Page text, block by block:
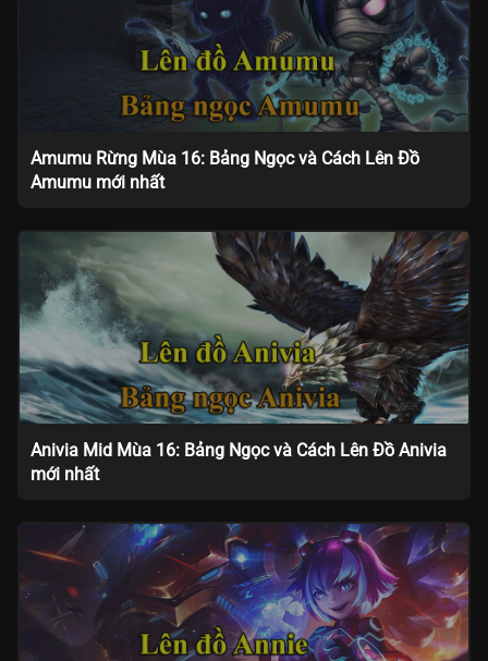
Amumu Rừng Mùa 16: Bảng Ngọc và Cách Lên Đồ
Amumu mới nhất
Anivia Mid Mùa 16: Bảng Ngọc và Cách Lên Đồ Anivia
mới nhất